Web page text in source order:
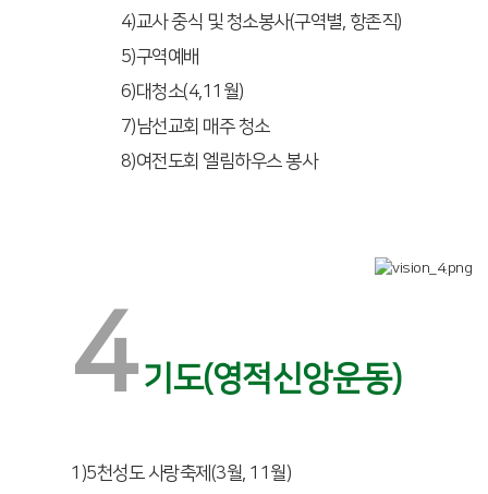
4)교사 중식 및 청소봉사(구역별, 항존직)
5)구역예배
6)대청소(4,11월)
7)남선교회 매주 청소
8)여전도회 엘림하우스 봉사
4 기도(영적신앙운동)
1)5천성도 사랑축제(3월, 11월)